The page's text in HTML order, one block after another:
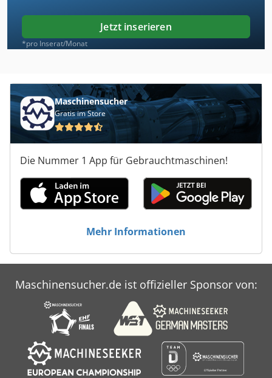
Jetzt inserieren
*pro Inserat/Monat
Maschinensucher
Gratis im Store
Die Nummer 1 App für Gebrauchtmaschinen!
Mehr Informationen
Maschinensucher.de ist offizieller Sponsor von: